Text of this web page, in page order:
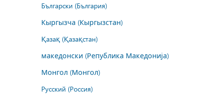
Български (България)
Кыргызча (Кыргызстан)
Қазақ (Қазақстан)
македонски (Република Македонија)
Монгол (Монгол)
Русский (Россия)